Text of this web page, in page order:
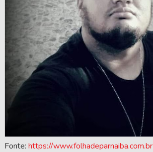
Fonte: https://www.folhadeparnaiba.com.br